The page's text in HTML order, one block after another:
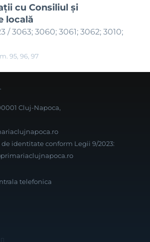
cu Consiliul şi
locală
/ 3063; 3060; 3061; 3062; 3010;
95, 96, 97
Cluj-Napoca,
identitate conform Legii 9/2023:
telefonica